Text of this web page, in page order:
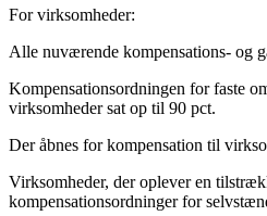
For virksomheder:
Alle nuværende kompensations- og
Kompensationsordningen for faste
virksomheder sat op til 90 pct.
Der åbnes for kompensation til
Virksomheder, der oplever en
kompensationsordninger for